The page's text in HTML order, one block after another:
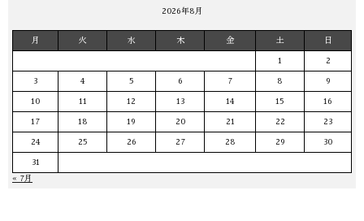
2026年8月
月 火 水 木 金 土 日
1 2
3 4 5 6 7 8 9
10 11 12 13 14 15 16
17 18 19 20 21 22 23
24 25 26 27 28 29 30
31
« 7月